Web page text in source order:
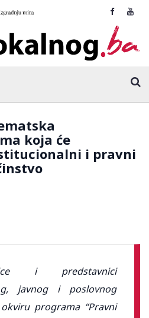
koja će
i pravni
i predstavnici
javnog i poslovnog
programa “Pravni